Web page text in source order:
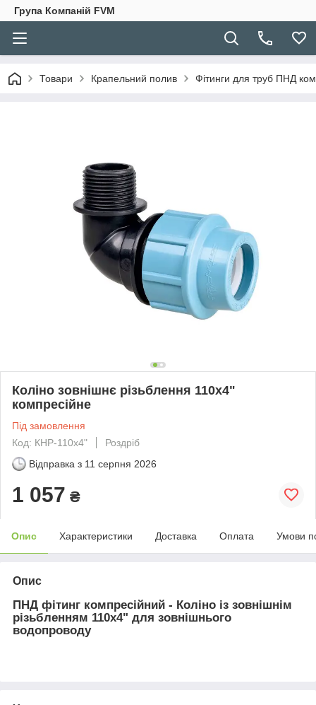
Група Компаній FVM
Товари Крапельний полив Фітинги для труб ПНД
Коліно зовнішнє різьблення 110х4"
компресійне
Під замовлення
Код: КНР-110х4"
Роздріб
Відправка з 11 серпня 2026
1 057 ₴
Опис Характеристики Доставка Оплата Умови
Опис
ПНД фітинг компресійний - Коліно із зовнішнім
різьбленням 110х4" для зовнішнього
водопроводу